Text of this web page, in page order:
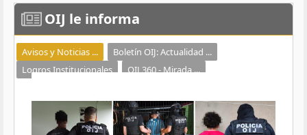
OIJ le informa
Avisos y Noticias ...
Boletín OIJ: Actualidad ...
Logros Institucionales
OIJ 360 - Mirada ...